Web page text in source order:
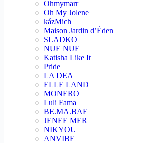
Ohmymarr
Oh My Jolene
kázMich
Maison Jardin d’Éden
SLADKO
NUE NUE
Katisha Like It
Pride
LA DEA
ELLE LAND
MONERO
Luli Fama
BE.MA.BAE
JENEE MER
NIKYOU
ANVIBE